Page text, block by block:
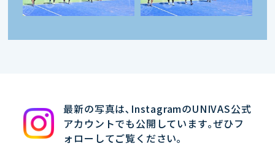
最新の写真は､InstagramのUNIVAS公式
アカウントでも公開しています｡ぜひフ
ォローしてご覧ください｡